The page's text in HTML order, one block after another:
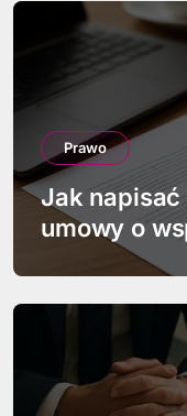
a
j
a
w
i
Prawo
Jak
umowy o